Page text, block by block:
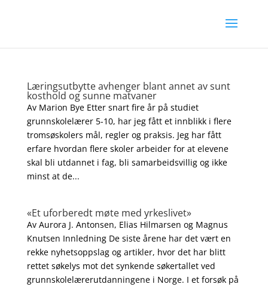
Læringsutbytte avhenger blant annet av sunt
kosthold og sunne matvaner
Av Marion Bye Etter snart fire år på studiet
grunnskolelærer 5-10, har jeg fått et innblikk i flere
tromsøskolers mål, regler og praksis. Jeg har fått
erfare hvordan flere skoler arbeider for at elevene
skal bli utdannet i fag, bli samarbeidsvillig og ikke
minst at de...
«Et uforberedt møte med yrkeslivet»
Av Aurora J. Antonsen, Elias Hilmarsen og Magnus
Knutsen Innledning De siste årene har det vært en
rekke nyhetsoppslag og artikler, hvor det har blitt
rettet søkelys mot det synkende søkertallet ved
grunnskolelærerutdanningene i Norge. I et forsøk på